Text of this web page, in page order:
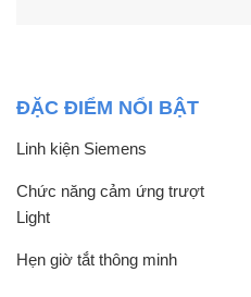
ĐẶC ĐIỂM NỔI BẬT
Linh kiện Siemens
Chức năng cảm ứng trượt
Light
Hẹn giờ tắt thông minh